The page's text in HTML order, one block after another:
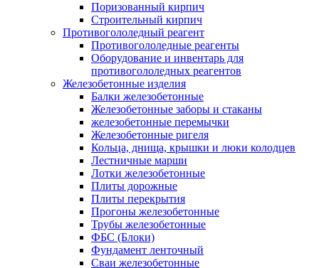
Поризованный кирпич
Строительный кирпич
Противогололедный реагент
Противогололедные реагенты
Оборудование и инвентарь для
противогололедных реагентов
Железобетонные изделия
Балки железобетонные
Железобетонные заборы и стаканы
железобетонные перемычки
Железобетонные ригеля
Кольца, днища, крышки и люки колодцев
Лестничные марши
Лотки железобетонные
Плиты дорожные
Плиты перекрытия
Прогоны железобетонные
Трубы железобетонные
ФБС (Блоки)
Фундамент ленточный
Сваи железобетонные